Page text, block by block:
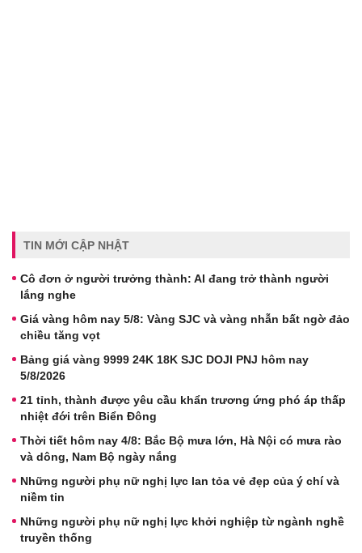
TIN MỚI CẬP NHẬT
Cô đơn ở người trưởng thành: AI đang trở thành người
lắng nghe
Giá vàng hôm nay 5/8: Vàng SJC và vàng nhẫn bất ngờ đảo
chiều tăng vọt
Bảng giá vàng 9999 24K 18K SJC DOJI PNJ hôm nay
5/8/2026
21 tỉnh, thành được yêu cầu khẩn trương ứng phó áp thấp
nhiệt đới trên Biển Đông
Thời tiết hôm nay 4/8: Bắc Bộ mưa lớn, Hà Nội có mưa rào
và dông, Nam Bộ ngày nắng
Những người phụ nữ nghị lực lan tỏa vẻ đẹp của ý chí và
niềm tin
Những người phụ nữ nghị lực khởi nghiệp từ ngành nghề
truyền thống